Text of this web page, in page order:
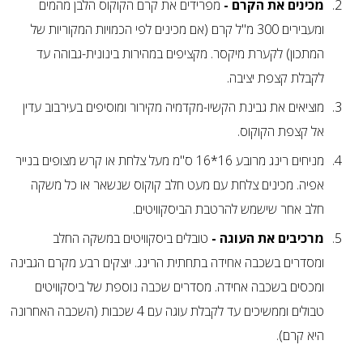
מכינים את הקרם - מפרידים את קרם הקוקוס הלבן מהמים
ומעבירים 300 מ"ל קרם (אם מכינים לפי הכמויות המקוריות של
המתכון) לקערת מיקסר. מקציפים במהירות בינונית-גבוהה עד
לקבלת קצפת יציבה.
מוציאים את גבינת הקשיו-מקדמיה מקירור ומוסיפים בעירבוב עדין
אל קצפת הקוקוס.
מניחים רינג מרובע 16*16 ס"מ מעל צלחת או קרש מצופים בנייר
אפיה. מכינים צלחת עם מעט חלב קוקוס שנשאר או כל משקה
חלב אחר שישמש להרטבת הביסקוויטים.
מרכיבים את העוגה - טובלים ביסקוויטים במשקה החלב
ומסדרים בשכבה אחידה בתחתית הרינג. יוצקים רבע מקרם הגבינה
ומכסים בשכבה אחידה. מסדרים שכבה נוספת של ביסקוויטים
טבולים וממשיכים עד לקבלת עוגה עם 4 שכבות (השכבה האחרונה
היא קרם).